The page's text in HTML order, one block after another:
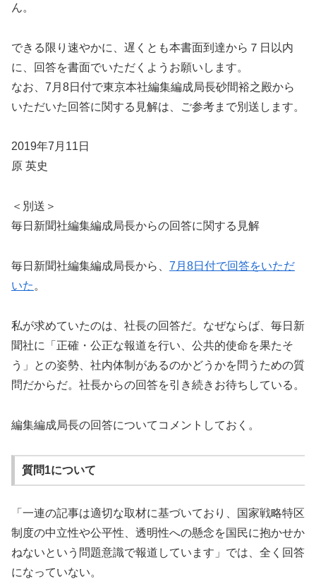
ん。
できる限り速やかに、遅くとも本書面到達から７日以内
に、回答を書面でいただくようお願いします。
なお、7月8日付で東京本社編集編成局長砂間裕之殿から
いただいた回答に関する見解は、ご参考まで別送します。
2019年7月11日
原 英史
＜別送＞
毎日新聞社編集編成局長からの回答に関する見解
毎日新聞社編集編成局長から、 7月8日付で回答をいただ
いた 。
私が求めていたのは、社長の回答だ。なぜならば、毎日新
聞社に「正確・公正な報道を行い、公共的使命を果たそ
う」との姿勢、社内体制があるのかどうかを問うための質
問だからだ。社長からの回答を引き続きお待ちしている。
編集編成局長の回答についてコメントしておく。
質問1について
「一連の記事は適切な取材に基づいており、国家戦略特区
制度の中立性や公平性、透明性への懸念を国民に抱かせか
ねないという問題意識で報道しています」では、全く回答
になっていない。